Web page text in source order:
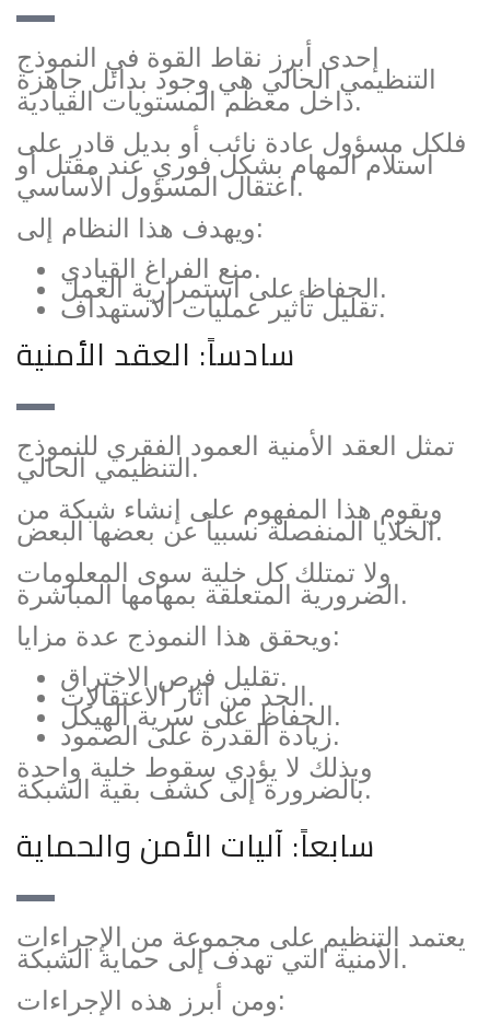
إحدى أبرز نقاط القوة في النموذج
التنظيمي الحالي هي وجود بدائل جاهزة
داخل معظم المستويات القيادية.
فلكل مسؤول عادة نائب أو بديل قادر على
استلام المهام بشكل فوري عند مقتل أو
اعتقال المسؤول الأساسي.
ويهدف هذا النظام إلى:
منع الفراغ القيادي.
الحفاظ على استمرارية العمل.
تقليل تأثير عمليات الاستهداف.
سادساً: العقد الأمنية
تمثل العقد الأمنية العمود الفقري للنموذج
التنظيمي الحالي.
ويقوم هذا المفهوم على إنشاء شبكة من
الخلايا المنفصلة نسبياً عن بعضها البعض.
ولا تمتلك كل خلية سوى المعلومات
الضرورية المتعلقة بمهامها المباشرة.
ويحقق هذا النموذج عدة مزايا:
تقليل فرص الاختراق.
الحد من آثار الاعتقالات.
الحفاظ على سرية الهيكل.
زيادة القدرة على الصمود.
وبذلك لا يؤدي سقوط خلية واحدة
بالضرورة إلى كشف بقية الشبكة.
سابعاً: آليات الأمن والحماية
يعتمد التنظيم على مجموعة من الإجراءات
الأمنية التي تهدف إلى حماية الشبكة.
ومن أبرز هذه الإجراءات: